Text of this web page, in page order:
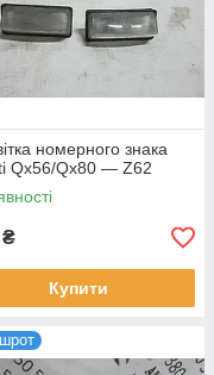
номерного знака
Qx56/Qx80 — Z62
₴
Купити